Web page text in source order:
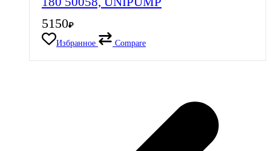
5150₽
Избранное
Compare